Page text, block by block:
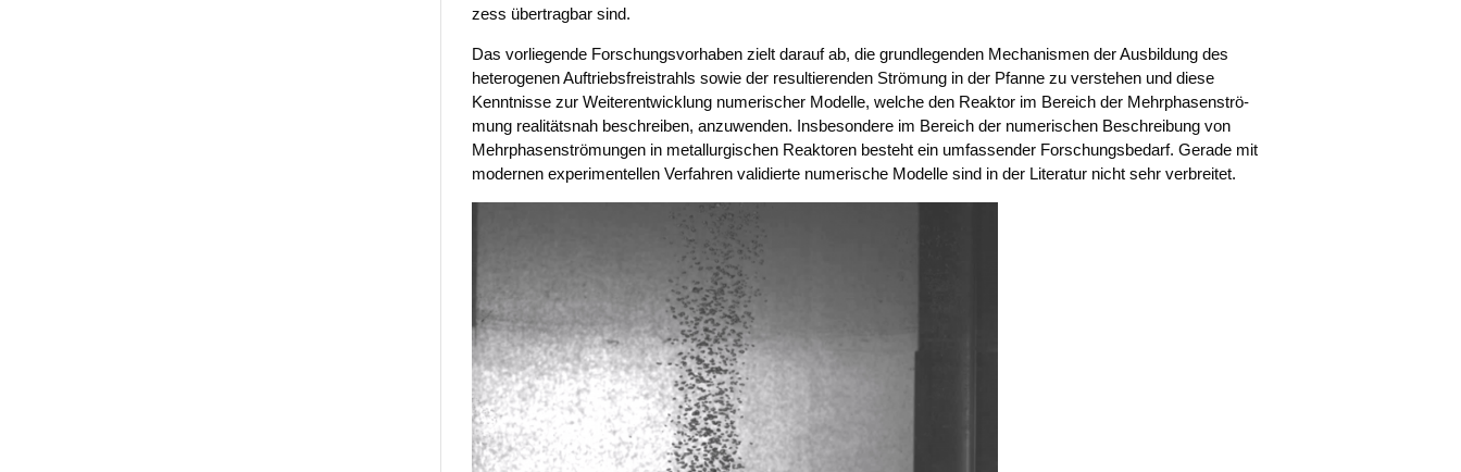
zess über­trag­bar sind.
Das vor­lie­gen­de For­schungs­vor­ha­ben zielt dar­auf ab, die grund­le­gen­den Mecha­nis­men der Aus­bil­dung des
hete­ro­ge­nen Auf­triebs­frei­strahls sowie der resul­tie­ren­den Strö­mung in der Pfan­ne zu ver­ste­hen und die­se
Kennt­nis­se zur Wei­ter­ent­wick­lung nume­ri­scher Model­le, wel­che den Reak­tor im Bereich der Mehr­pha­sen­strö­
mung rea­li­täts­nah beschrei­ben, anzu­wen­den. Ins­be­son­de­re im Bereich der nume­ri­schen Beschrei­bung von
Mehr­pha­sen­strö­mun­gen in metall­ur­gi­schen Reak­to­ren besteht ein umfas­sen­der For­schungs­be­darf. Gera­de mit
moder­nen expe­ri­men­tel­len Ver­fah­ren vali­dier­te nume­ri­sche Model­le sind in der Lite­ra­tur nicht sehr verbreitet.